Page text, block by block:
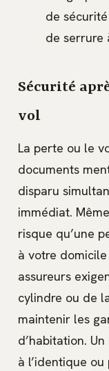
de
de serrure
Sécurité
vol
La perte ou le
documents
disparu
immédiat.
risque qu’une
à votre
assureurs
cylindre ou de
maintenir les
d’habitation.
à l’identique